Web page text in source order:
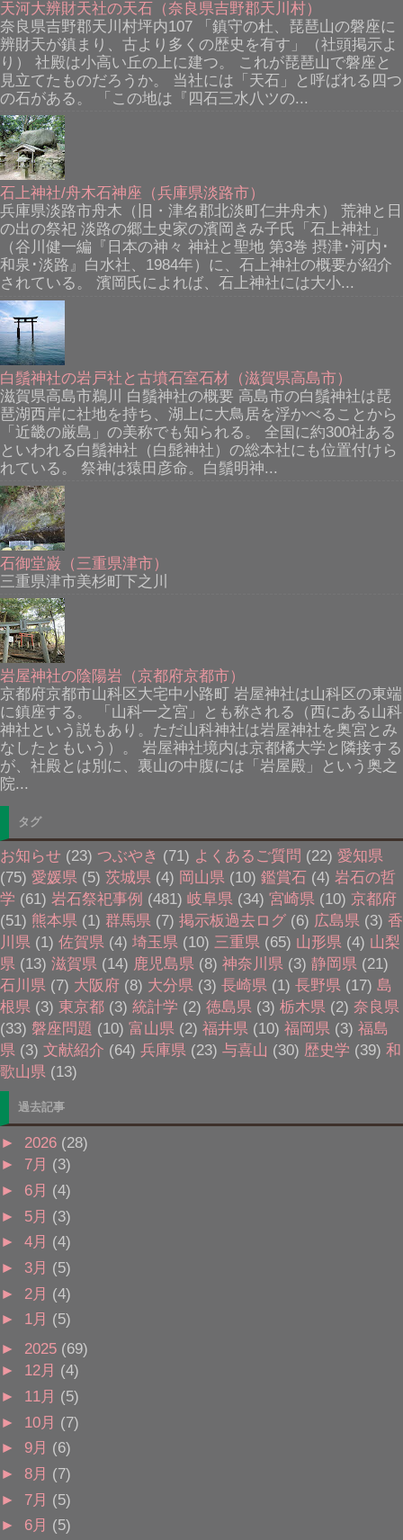
天河大辨財天社の天石（奈良県吉野郡天川村）
奈良県吉野郡天川村坪内107 「鎮守の杜、琵琶山の磐座に
辨財天が鎮まり、古より多くの歴史を有す」（社頭掲示よ
り） 社殿は小高い丘の上に建つ。 これが琵琶山で磐座と
見立てたものだろうか。 当社には「天石」と呼ばれる四つ
の石がある。 「この地は『四石三水八ツの...
石上神社/舟木石神座（兵庫県淡路市）
兵庫県淡路市舟木（旧・津名郡北淡町仁井舟木） 荒神と日
の出の祭祀 淡路の郷土史家の濱岡きみ子氏「石上神社」
（谷川健一編『日本の神々 神社と聖地 第3巻 摂津･河内･
和泉･淡路』白水社、1984年）に、石上神社の概要が紹介
されている。 濱岡氏によれば、石上神社には大小...
白鬚神社の岩戸社と古墳石室石材（滋賀県高島市）
滋賀県高島市鵜川 白鬚神社の概要 高島市の白鬚神社は琵
琶湖西岸に社地を持ち、湖上に大鳥居を浮かべることから
「近畿の厳島」の美称でも知られる。 全国に約300社ある
といわれる白鬚神社（白髭神社）の総本社にも位置付けら
れている。 祭神は猿田彦命。白鬚明神...
石御堂巌（三重県津市）
三重県津市美杉町下之川
岩屋神社の陰陽岩（京都府京都市）
京都府京都市山科区大宅中小路町 岩屋神社は山科区の東端
に鎮座する。 「山科一之宮」とも称される（西にある山科
神社という説もあり。ただ山科神社は岩屋神社を奥宮とみ
なしたともいう）。 岩屋神社境内は京都橘大学と隣接する
が、社殿とは別に、裏山の中腹には「岩屋殿」という奥之
院...
タグ
お知らせ (23) つぶやき (71) よくあるご質問 (22) 愛知県
(75) 愛媛県 (5) 茨城県 (4) 岡山県 (10) 鑑賞石 (4) 岩石の哲
学 (61) 岩石祭祀事例 (481) 岐阜県 (34) 宮崎県 (10) 京都府
(51) 熊本県 (1) 群馬県 (7) 掲示板過去ログ (6) 広島県 (3) 香
川県 (1) 佐賀県 (4) 埼玉県 (10) 三重県 (65) 山形県 (4) 山梨
県 (13) 滋賀県 (14) 鹿児島県 (8) 神奈川県 (3) 静岡県 (21)
石川県 (7) 大阪府 (8) 大分県 (3) 長崎県 (1) 長野県 (17) 島
根県 (3) 東京都 (3) 統計学 (2) 徳島県 (3) 栃木県 (2) 奈良県
(33) 磐座問題 (10) 富山県 (2) 福井県 (10) 福岡県 (3) 福島
県 (3) 文献紹介 (64) 兵庫県 (23) 与喜山 (30) 歴史学 (39) 和
歌山県 (13)
過去記事
► 2026 (28)
► 7月 (3)
► 6月 (4)
► 5月 (3)
► 4月 (4)
► 3月 (5)
► 2月 (4)
► 1月 (5)
► 2025 (69)
► 12月 (4)
► 11月 (5)
► 10月 (7)
► 9月 (6)
► 8月 (7)
► 7月 (5)
► 6月 (5)